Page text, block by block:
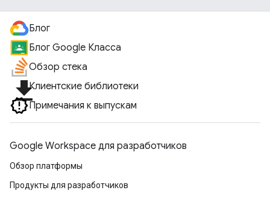
Блог
Блог Google Класса
Обзор стека
file_downloadКлиентские библиотеки
Примечания к выпускам
Google Workspace для разработчиков
Обзор платформы
Продукты для разработчиков